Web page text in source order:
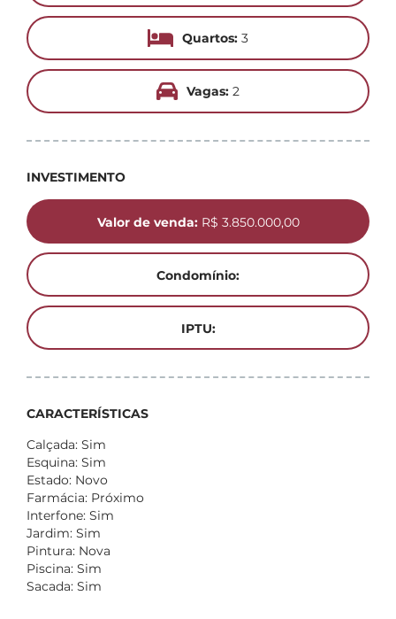
Quartos:3
Vagas:2
INVESTIMENTO
Valor de venda:R$ 3.850.000,00
Condomínio:
IPTU:
CARACTERÍSTICAS
Calçada: Sim
Esquina: Sim
Estado: Novo
Farmácia: Próximo
Interfone: Sim
Jardim: Sim
Pintura: Nova
Piscina: Sim
Sacada: Sim